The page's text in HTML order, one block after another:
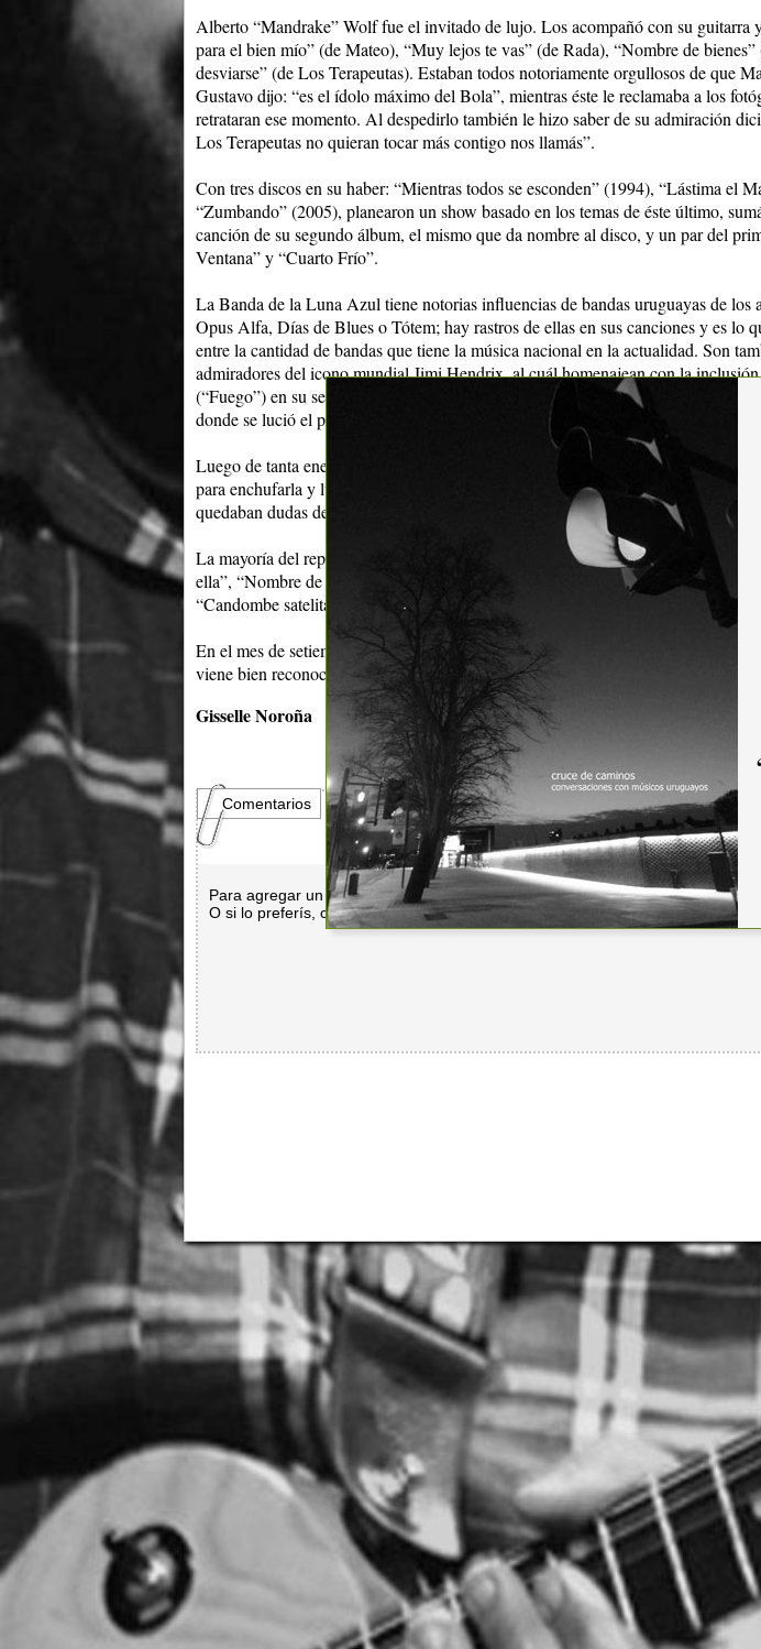
Alberto “Mandrake” Wolf fue el invitado de lujo. Los acompañó con su guitarra
para el bien mío” (de Mateo), “Muy lejos te vas” (de Rada), “Nombre de
desviarse” (de Los Terapeutas). Estaban todos notoriamente orgullosos de que
Gustavo dijo: “es el ídolo máximo del Bola”, mientras éste le reclamaba a los
retrataran ese momento. Al despedirlo también le hizo saber de su admiración
Los Terapeutas no quieran tocar más contigo nos llamás”.
Con tres discos en su haber: “Mientras todos se esconden” (1994), “Lástima el
“Zumbando” (2005), planearon un show basado en los temas de éste último,
canción de su segundo álbum, el mismo que da nombre al disco, y un par del
Ventana” y “Cuarto Frío”.
La Banda de la Luna Azul tiene notorias influencias de bandas uruguayas de los
Opus Alfa, Días de Blues o Tótem; hay rastros de ellas en sus canciones y es lo
entre la cantidad de bandas que tiene la música nacional en la actualidad. Son
admiradores del icono mundial Jimi Hendrix, al cuál homenajean con la inclusión
(“Fuego”) en su segundo disco y al haber elegido “Red House” para interpretar
donde se lució el por fin eléctrico “Bola”.
Luego de tanta energía utilizada en los punteos, tuvo que retomar la guitarra
para enchufarla y luego de un silencio exclamó: “No termino de entender a la
quedaban dudas de su preferencia por la eléctrica.
La mayoría del repertorio rondó por los temas de “Zumbando”, como “Conmigo
ella”, “Nombre de bienes”, “Pal Aguatero”, ”La Nueva Conquista” y los
“Candombe satelital”, eligiendo para cerrar el show otro cover, esta vez de Los
En el mes de setiembre realizarán su segunda presentación acústica y vale la pena
viene bien reconocer tintes de aquellas bandas que comenzaron a hablar de rock
Gisselle Noroña
Comentarios
Para agregar un comentario es necesario hacerlogin.
O si lo preferís, con
Facebook